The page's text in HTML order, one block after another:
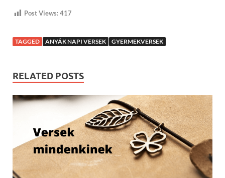
Post Views:417
TAGGED ANYÁK NAPI VERSEK GYERMEKVERSEK
RELATED POSTS